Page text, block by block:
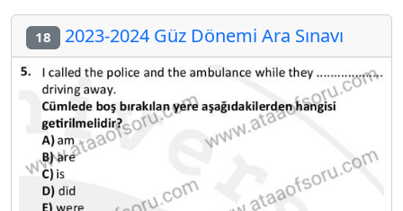
18 2023-2024 Güz Dönemi Ara Sınavı